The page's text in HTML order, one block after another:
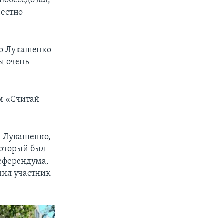
Лукашенко
очень
«Считай
Лукашенко,
был
участник